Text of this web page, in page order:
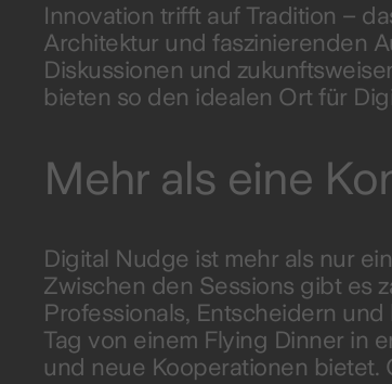
Innovation trifft auf Tradition –
Architektur und faszinierenden
Diskussionen und
bieten so den idealen Ort für
Mehr als eine
Digital Nudge ist mehr als nur
Zwischen den Sessions gibt es
Professionals, Entscheidern
Tag von einem Flying Dinner in
und neue Kooperationen bietet.